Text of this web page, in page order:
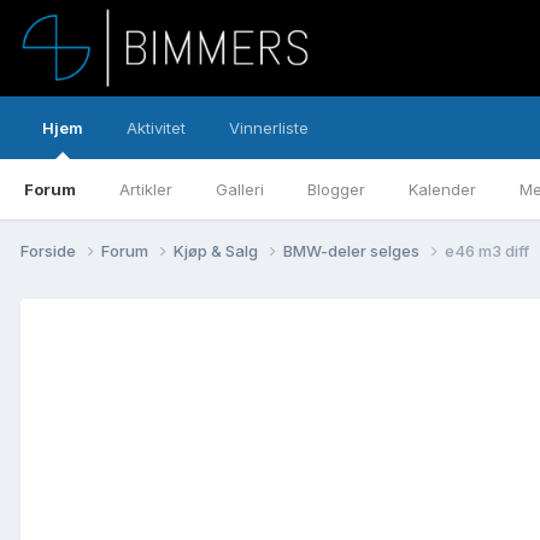
Hjem
Forum Artikler Galleri Blogger Kalender
Aktivitet Vinnerliste
Forside Forum Kjøp & Salg BMW-deler selges e46 m3 diff